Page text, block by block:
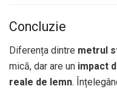
Concluzie
Diferența dintre metrul
mică, dar are un impact
reale de lemn.